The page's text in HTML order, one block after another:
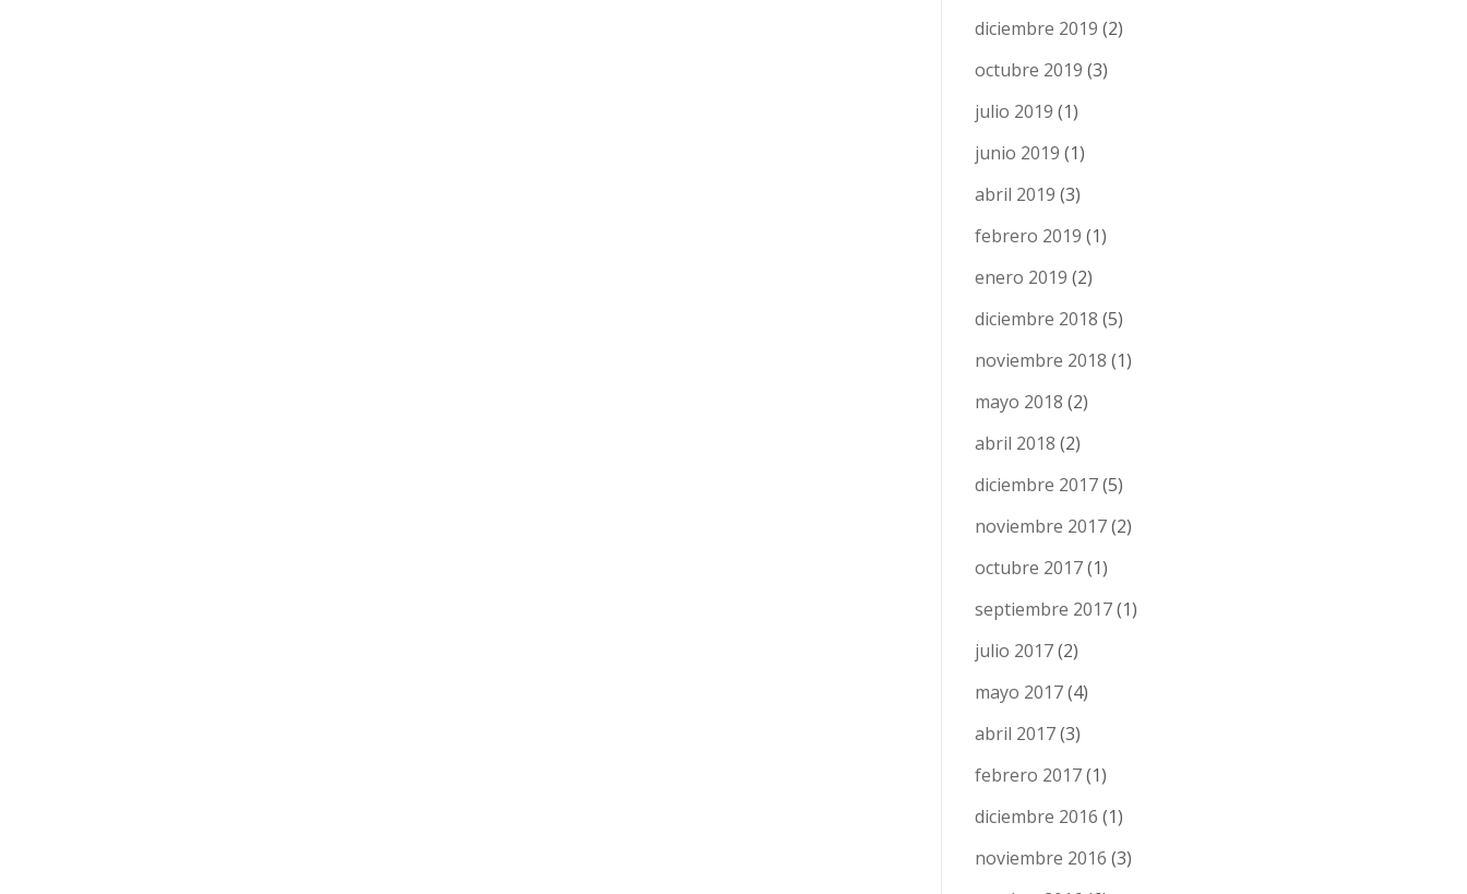
diciembre 2019 (2)
octubre 2019 (3)
julio 2019 (1)
junio 2019 (1)
abril 2019 (3)
febrero 2019 (1)
enero 2019 (2)
diciembre 2018 (5)
noviembre 2018 (1)
mayo 2018 (2)
abril 2018 (2)
diciembre 2017(5)
noviembre 2017(2)
octubre 2017(1)
septiembre 2017(1)
julio 2017(2)
mayo 2017(4)
abril 2017(3)
febrero 2017(1)
diciembre 2016 (1)
noviembre 2016 (3)